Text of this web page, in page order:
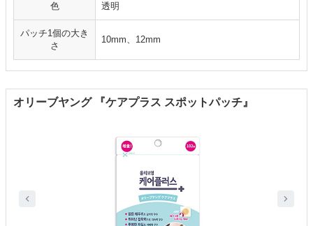
色 透明
パッチ1個の大き
さ
10mm、12mm
オリーブヤング 『ケアプラス スポットパッチ』